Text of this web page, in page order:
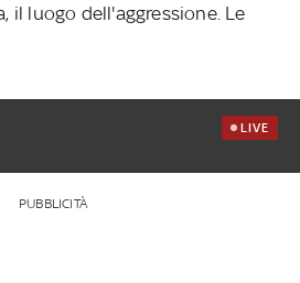
il luogo dell'aggressione. Le
LIVE
PUBBLICITÀ